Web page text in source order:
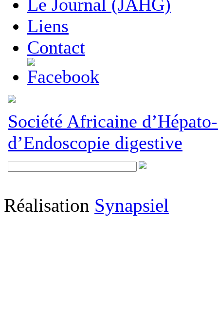
Réalisation Synapsiel